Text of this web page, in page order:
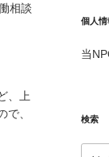
相談
、上
、
個人
当
検索